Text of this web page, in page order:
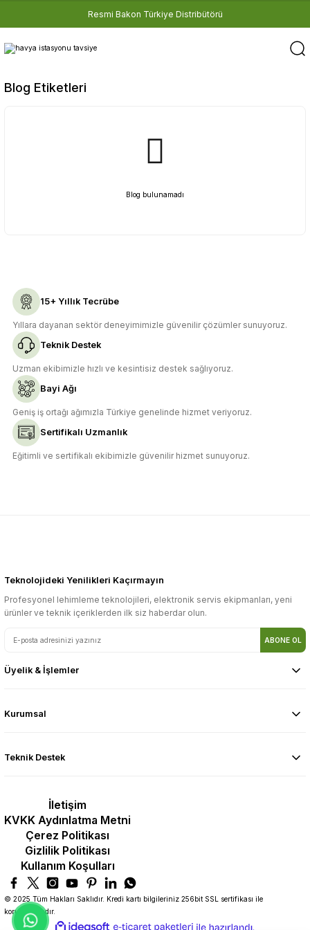
Resmi Bakon Türkiye Distribütörü
Blog Etiketleri
Blog bulunamadı
15+ Yıllık Tecrübe
Yıllara dayanan sektör deneyimimizle güvenilir çözümler sunuyoruz.
Teknik Destek
Uzman ekibimizle hızlı ve kesintisiz destek sağlıyoruz.
Bayi Ağı
Geniş iş ortağı ağımızla Türkiye genelinde hizmet veriyoruz.
Sertifikalı Uzmanlık
Eğitimli ve sertifikalı ekibimizle güvenilir hizmet sunuyoruz.
Teknolojideki Yenilikleri Kaçırmayın
Profesyonel lehimleme teknolojileri, elektronik servis ekipmanları, yeni
ürünler ve teknik içeriklerden ilk siz haberdar olun.
ABONE OL
Üyelik & İşlemler
Kurumsal
Teknik Destek
İletişim
KVKK Aydınlatma Metni
Çerez Politikası
Gizlilik Politikası
Kullanım Koşulları
© 2025 Tüm Hakları Saklıdır. Kredi kartı bilgileriniz 256bit SSL sertifikası ile
korunmaktadır.
ideasoft e-